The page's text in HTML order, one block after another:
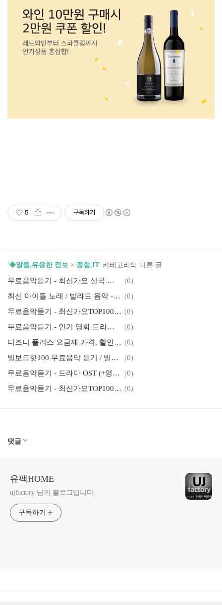
5 구독하기
'◈알뜰,유용한 정보 > 종합,IT' 카테고리의 다른 글
무료음악듣기 - 최신가요 신곡 무료듣기 / 멜론 최신곡 음악 연속듣기
(0)
최신 아이돌 노래 / 발라드 음악 - 연속 재생 무료 듣기 (0)
무료음악듣기 - 최신가요TOP100 / 음원차트순위 멜론탑100(멜론TOP100) (0)
무료음악듣기 - 인기 영화 드라마 OST 연속듣기
(0)
디즈니 플러스 요금제 가격, 할인, 화질 (디즈니+ 연간 멤버십 구독 ~16% 할인) (0)
빌보드핫100 무료음악 듣기 / 빌보드차트 순위
(0)
무료음악듣기 - 드라마 OST (+영화, 애니 OST) 연속듣기
(0)
무료음악듣기 - 최신가요TOP100 / 음원차트순위 멜론탑100(멜론TOP100) (0)
댓글
유팩HOME
ujfactory 님의 블로그입니다.
구독하기